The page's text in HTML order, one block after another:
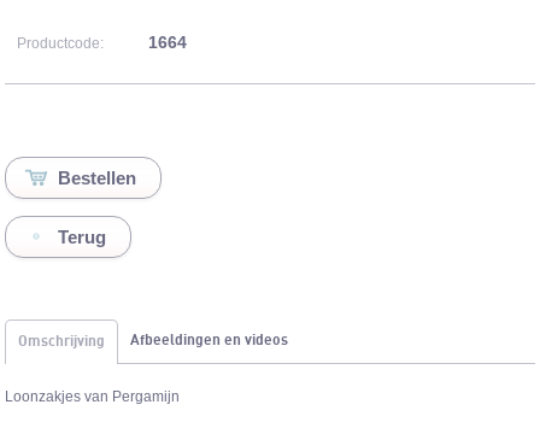
Productcode: 1664
Terug
Omschrijving Afbeeldingen en videos
Loonzakjes van Pergamijn